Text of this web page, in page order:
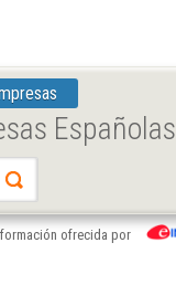
Españolas
ofrecida por